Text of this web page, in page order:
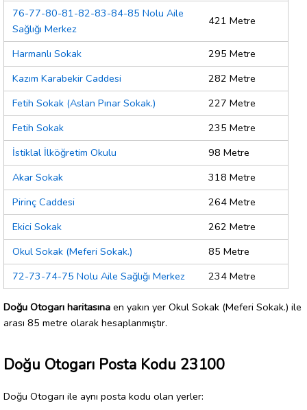
76-77-80-81-82-83-84-85 Nolu Aile
Sağlığı Merkez
421 Metre
Harmanlı Sokak
295 Metre
Kazım Karabekir Caddesi
282 Metre
Fetih Sokak (Aslan Pınar Sokak.)
227 Metre
Fetih Sokak
235 Metre
İstiklal İlköğretim Okulu
98 Metre
Akar Sokak
318 Metre
Pirinç Caddesi
264 Metre
Ekici Sokak
262 Metre
Okul Sokak (Meferi Sokak.)
85 Metre
72-73-74-75 Nolu Aile Sağlığı Merkez
234 Metre
Doğu Otogarı haritasına en yakın yer Okul Sokak (Meferi Sokak.) ile
arası 85 metre olarak hesaplanmıştır.
Doğu Otogarı Posta Kodu 23100
Doğu Otogarı ile aynı posta kodu olan yerler: